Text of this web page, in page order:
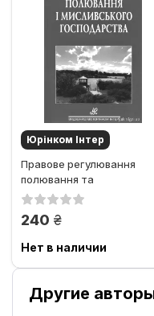
Юрінком Iнтер
Правове регулювання
полювання та
мисливського
240 грн.
Нет в наличии
Другие